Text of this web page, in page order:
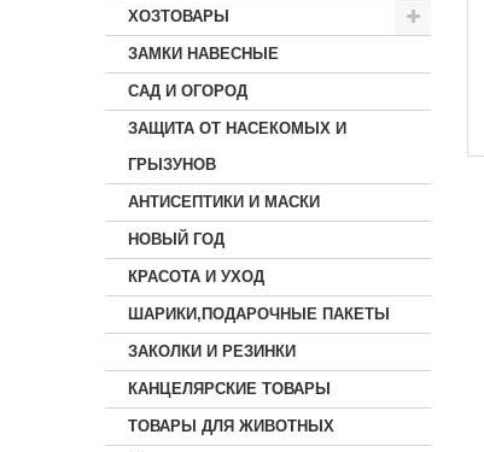
ХОЗТОВАРЫ
ЗАМКИ НАВЕСНЫЕ
САД И ОГОРОД
ЗАЩИТА ОТ НАСЕКОМЫХ И
ГРЫЗУНОВ
АНТИСЕПТИКИ И МАСКИ
НОВЫЙ ГОД
КРАСОТА И УХОД
ШАРИКИ,ПОДАРОЧНЫЕ ПАКЕТЫ
ЗАКОЛКИ И РЕЗИНКИ
КАНЦЕЛЯРСКИЕ ТОВАРЫ
ТОВАРЫ ДЛЯ ЖИВОТНЫХ